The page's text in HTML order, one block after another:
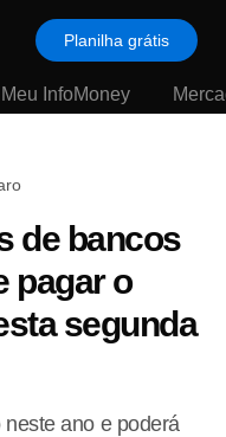
Planilha grátis
Meu InfoMoney
de bancos
pagar o
segunda
ano e poderá